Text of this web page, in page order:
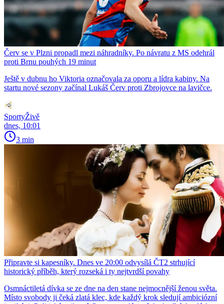
Červ se v Plzni propadl mezi náhradníky. Po návratu z MS odehrál
proti Brnu pouhých 19 minut
Ještě v dubnu ho Viktoria označovala za oporu a lídra kabiny. Na
startu nové sezony začínal Lukáš Červ proti Zbrojovce na lavičce.
SportyŽivě
dnes, 10:01
3 min
Připravte si kapesníky. Dnes ve 20:00 odvysílá ČT2 strhující
historický příběh, který rozseká i ty nejtvrdší povahy
Osmnáctiletá dívka se ze dne na den stane nejmocnější ženou světa.
Místo svobody ji čeká zlatá klec, kde každý krok sledují ambiciózní